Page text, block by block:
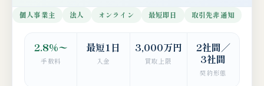
個人事業主 法人 オンライン 最短即日 取引先非通知
2.8%〜
手数料
最短1日
入金
3,000万円
買取上限
2社間／
3社間
契約形態